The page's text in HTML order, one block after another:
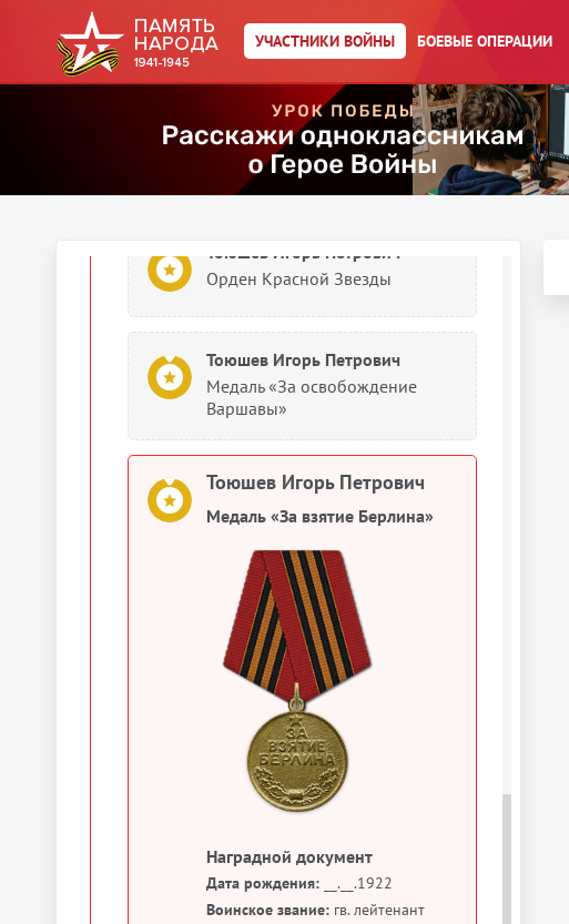
УЧАСТНИКИ ВОЙНЫ БОЕВЫЕ ОПЕРАЦИИ
Документы о награждении
Тоюшев Игорь Петрович
Медаль «За победу над
Германией в Великой
Отечественной войне 1941–
1945 гг.»
Тоюшев Игорь Петрович
Орден Красной Звезды
Тоюшев Игорь Петрович
Медаль «За освобождение
Варшавы»
Тоюшев Игорь Петрович
Медаль «За взятие Берлина»
Наградной документ
Дата рождения: __.__.1922
Воинское звание: гв. лейтенант